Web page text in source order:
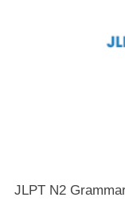
JLPT N2